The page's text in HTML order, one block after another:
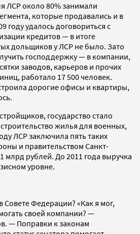
ЛСР около 80% занимали
которые продавались и в
году удалось договориться с
кредитов — в итоге
дольщиков у ЛСР не было. Зато
господдержку — в компании,
заводов, карьеров и прочих
работало 17 500 человек.
дорогие офисы и квартиры,
государство стало
жилья для военных,
ЛСР заключила пять таких
и правительством Санкт-
млрд рублей. До 2011 года выручка
уровне.
Совете Федерации? «Как я мог,
своей компании? —
— Поправки к законам